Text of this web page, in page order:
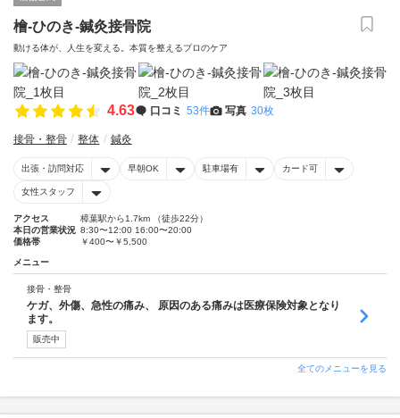
檜-ひのき-鍼灸接骨院
動ける体が、人生を変える。本質を整えるプロのケア
4.63 口コミ 53件 写真 30枚
接骨・整骨 整体 鍼灸
出張・訪問対応 早朝OK 駐車場有 カード可
女性スタッフ
アクセス
樟葉駅から1.7km （徒歩22分）
本日の営業状況 8:30〜12:00 16:00〜20:00
価格帯
￥400〜￥5,500
メニュー
接骨・整骨
ケガ、外傷、急性の痛み、 原因のある痛みは医療保険対象となり
ます。
販売中
全てのメニューを見る